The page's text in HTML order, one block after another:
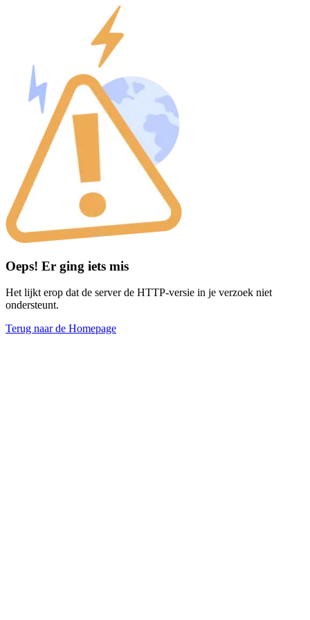
Oeps! Er ging iets mis
Het lijkt erop dat de server de HTTP-versie in je verzoek niet
ondersteunt.
Terug naar de Homepage